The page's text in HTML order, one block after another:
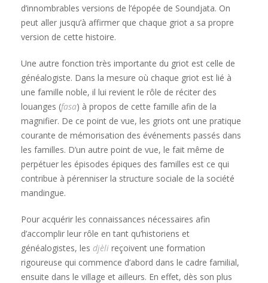
d’innombrables versions de l’épopée de Soundjata. On
peut aller jusqu’à affirmer que chaque griot a sa propre
version de cette histoire.
Une autre fonction très importante du griot est celle de
généalogiste. Dans la mesure où chaque griot est lié à
une famille noble, il lui revient le rôle de réciter des
louanges (fasa) à propos de cette famille afin de la
magnifier. De ce point de vue, les griots ont une pratique
courante de mémorisation des événements passés dans
les familles. D’un autre point de vue, le fait même de
perpétuer les épisodes épiques des familles est ce qui
contribue à pérenniser la structure sociale de la société
mandingue.
Pour acquérir les connaissances nécessaires afin
d’accomplir leur rôle en tant qu’historiens et
généalogistes, les djèli reçoivent une formation
rigoureuse qui commence d’abord dans le cadre familial,
ensuite dans le village et ailleurs. En effet, dès son plus